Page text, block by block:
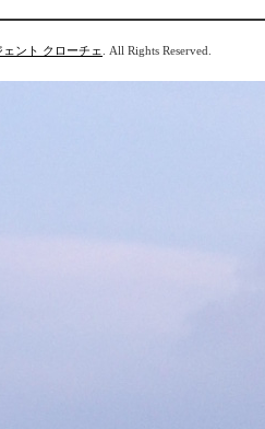
ェント クローチェ . All Rights Reserved.